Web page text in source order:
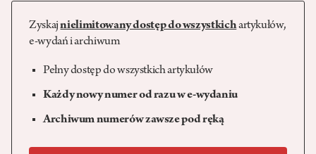
Zyskajnielimitowany dostęp do wszystkichartykułów,
e-wydań i archiwum
Pełny dostęp do wszystkich artykułów
Każdy nowy numer od razu w e-wydaniu
Archiwum numerów zawsze pod ręką